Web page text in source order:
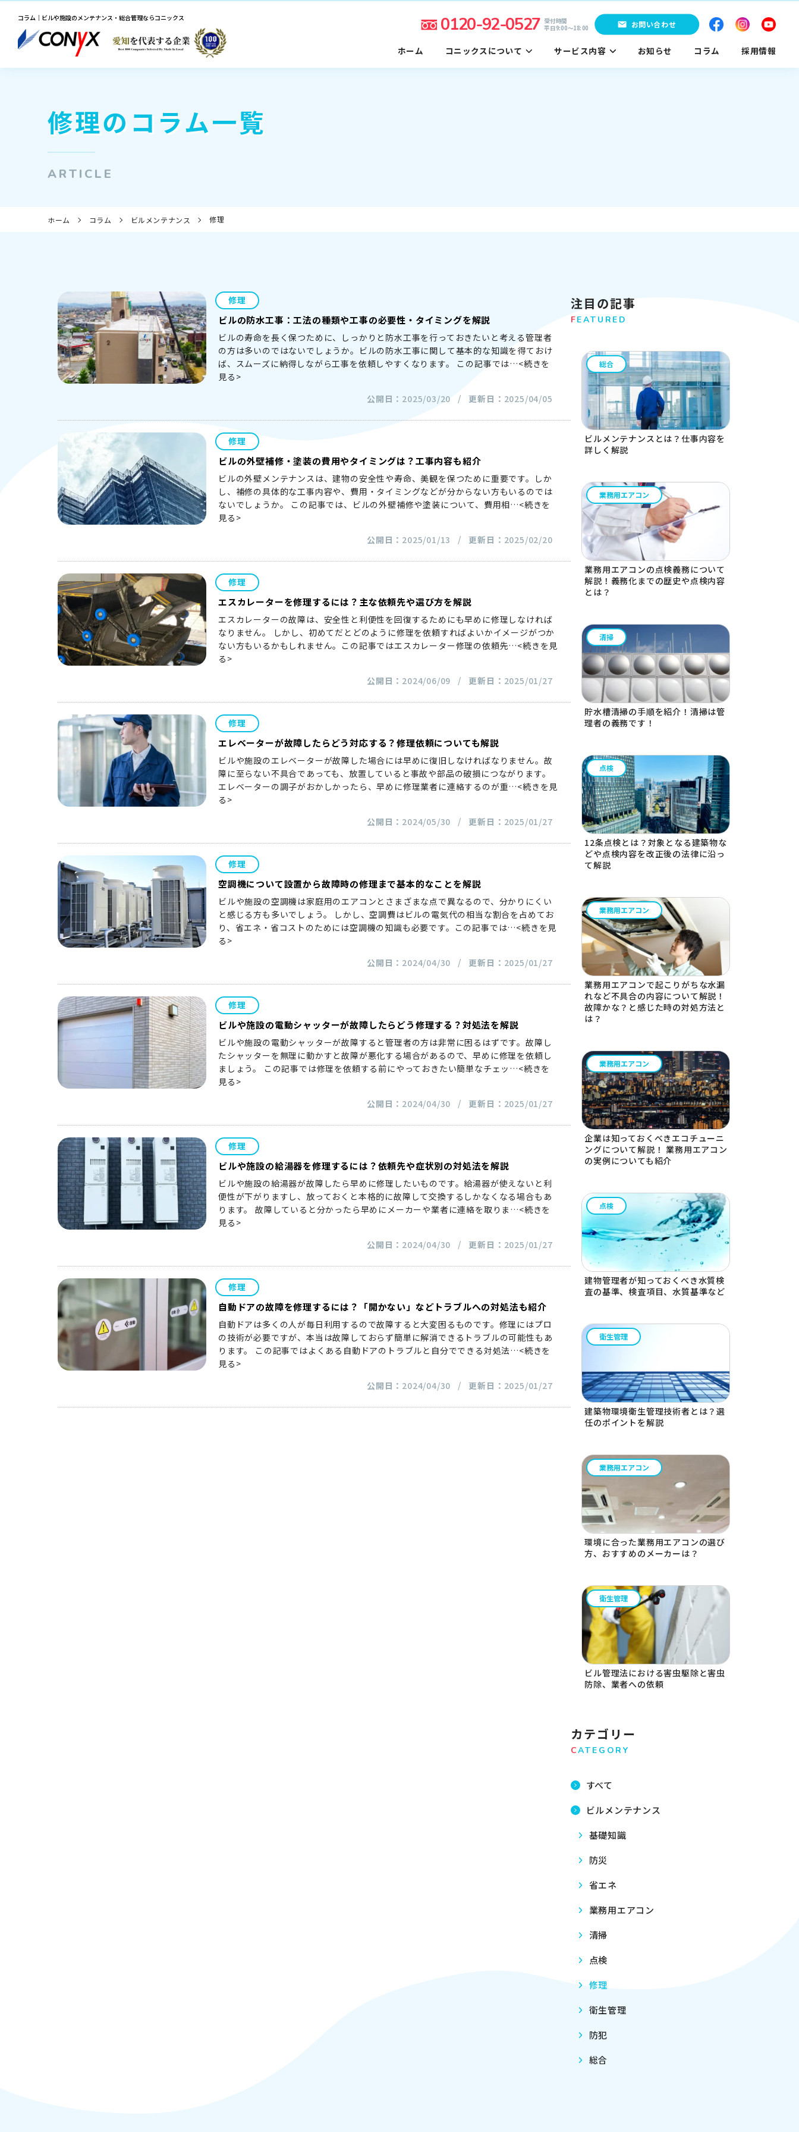
0120-92-0527 受付時間
平日9:00〜18:00
お問い合わせ
コラム｜ビルや施設のメンテナンス・総合管理ならコニックス
ホーム コニックスについて サービス内容 お知らせ コラム 採用情報
修理のコラム一覧
ARTICLE
ホーム コラム ビルメンテナンス 修理
修理
ビルの防水工事：工法の種類や工事の必要性・タイミングを解説
ビルの寿命を長く保つために、しっかりと防水工事を行っておきたいと考える管理者
の方は多いのではないでしょうか。ビルの防水工事に関して基本的な知識を得ておけ
ば、スムーズに納得しながら工事を依頼しやすくなります。 この記事では…<続きを
見る>
公開日： 2025/03/20 更新日： 2025/04/05
修理
ビルの外壁補修・塗装の費用やタイミングは？工事内容も紹介
ビルの外壁メンテナンスは、建物の安全性や寿命、美観を保つために重要です。しか
し、補修の具体的な工事内容や、費用・タイミングなどが分からない方もいるのでは
ないでしょうか。 この記事では、ビルの外壁補修や塗装について、費用相…<続きを
見る>
公開日： 2025/01/13 更新日： 2025/02/20
修理
エスカレーターを修理するには？主な依頼先や選び方を解説
エスカレーターの故障は、安全性と利便性を回復するためにも早めに修理しなければ
なりません。 しかし、初めてだとどのように修理を依頼すればよいかイメージがつか
ない方もいるかもしれません。この記事ではエスカレーター修理の依頼先…<続きを見
る>
公開日： 2024/06/09 更新日： 2025/01/27
修理
エレベーターが故障したらどう対応する？修理依頼についても解説
ビルや施設のエレベーターが故障した場合には早めに復旧しなければなりません。故
障に至らない不具合であっても、放置していると事故や部品の破損につながります。
エレベーターの調子がおかしかったら、早めに修理業者に連絡するのが重…<続きを見
る>
公開日： 2024/05/30 更新日： 2025/01/27
修理
空調機について設置から故障時の修理まで基本的なことを解説
ビルや施設の空調機は家庭用のエアコンとさまざまな点で異なるので、分かりにくい
と感じる方も多いでしょう。 しかし、空調費はビルの電気代の相当な割合を占めてお
り、省エネ・省コストのためには空調機の知識も必要です。この記事では…<続きを見
る>
公開日： 2024/04/30 更新日： 2025/01/27
修理
ビルや施設の電動シャッターが故障したらどう修理する？対処法を解説
ビルや施設の電動シャッターが故障すると管理者の方は非常に困るはずです。故障し
たシャッターを無理に動かすと故障が悪化する場合があるので、早めに修理を依頼し
ましょう。 この記事では修理を依頼する前にやっておきたい簡単なチェッ …<続きを
見る>
公開日： 2024/04/30 更新日： 2025/01/27
修理
ビルや施設の給湯器を修理するには？依頼先や症状別の対処法を解説
ビルや施設の給湯器が故障したら早めに修理したいものです。給湯器が使えないと利
便性が下がりますし、放っておくと本格的に故障して交換するしかなくなる場合もあ
ります。 故障していると分かったら早めにメーカーや業者に連絡を取りま …<続きを
見る>
公開日： 2024/04/30 更新日： 2025/01/27
修理
自動ドアの故障を修理するには？「開かない」などトラブルへの対処法も紹介
自動ドアは多くの人が毎日利用するので故障すると大変困るものです。修理にはプロ
の技術が必要ですが、本当は故障しておらず簡単に解消できるトラブルの可能性もあ
ります。 この記事ではよくある自動ドアのトラブルと自分でできる対処法 …<続きを
見る>
公開日： 2024/04/30 更新日： 2025/01/27
注目の記事
FEATURED
総合
ビルメンテナンスとは？仕事内容を
詳しく解説
業務用エアコン
業務用エアコンの点検義務について
解説！義務化までの歴史や点検内容
とは？
清掃
貯水槽清掃の手順を紹介！清掃は管
理者の義務です！
点検
12条点検とは？対象となる建築物な
どや点検内容を改正後の法律に沿っ
て解説
業務用エアコン
業務用エアコンで起こりがちな水漏
れなど不具合の内容について解説！
故障かな？と感じた時の対処方法と
は？
業務用エアコン
企業は知っておくべきエコチューニ
ングについて解説！ 業務用エアコン
の実例についても紹介
点検
建物管理者が知っておくべき水質検
査の基準、検査項目、水質基準など
衛生管理
建築物環境衛生管理技術者とは？選
任のポイントを解説
業務用エアコン
環境に合った業務用エアコンの選び
方、おすすめのメーカーは？
衛生管理
ビル管理法における害虫駆除と害虫
防除、業者への依頼
カテゴリー
CATEGORY
すべて
ビルメンテナンス
基礎知識
防災
省エネ
業務用エアコン
清掃
点検
修理
衛生管理
防犯
総合